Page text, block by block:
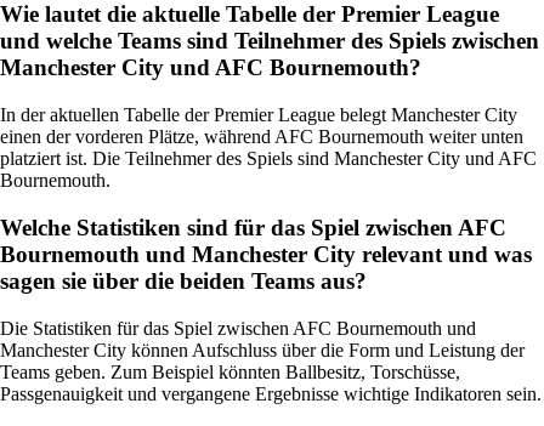
Wie lautet die aktuelle Tabelle der Premier League
und welche Teams sind Teilnehmer des Spiels zwischen
Manchester City und AFC Bournemouth?
In der aktuellen Tabelle der Premier League belegt Manchester City
einen der vorderen Plätze, während AFC Bournemouth weiter unten
platziert ist. Die Teilnehmer des Spiels sind Manchester City und AFC
Bournemouth.
Welche Statistiken sind für das Spiel zwischen AFC
Bournemouth und Manchester City relevant und was
sagen sie über die beiden Teams aus?
Die Statistiken für das Spiel zwischen AFC Bournemouth und
Manchester City können Aufschluss über die Form und Leistung der
Teams geben. Zum Beispiel könnten Ballbesitz, Torschüsse,
Passgenauigkeit und vergangene Ergebnisse wichtige Indikatoren sein.